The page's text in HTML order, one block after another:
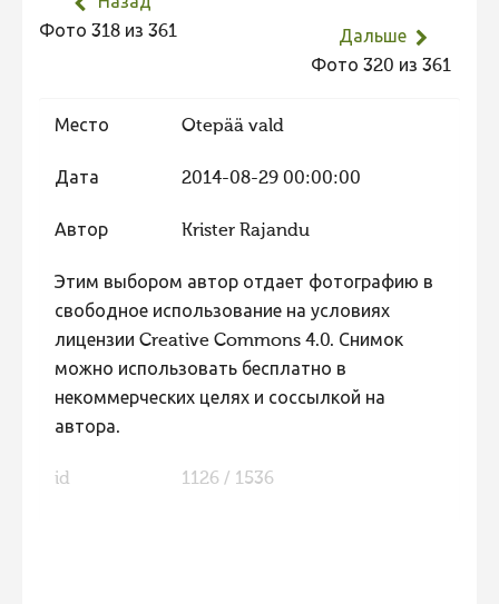
Фотоконкурс 2016
Фотоконкурс 2011
Фотоконкурс 2009
Фотоконкурс 2008
Фото 318 из 361
Дальше
Фото 320 из 361
Место Otepää vald
Дата 2014-08-29 00:00:00
Автор Krister Rajandu
Этим выбором автор отдает фотографию в
свободное использование на условиях
лицензии Creative Commons 4.0. Снимок
можно использовать бесплатно в
некоммерческих целях и соссылкой на
автора.
id 1126 / 1536